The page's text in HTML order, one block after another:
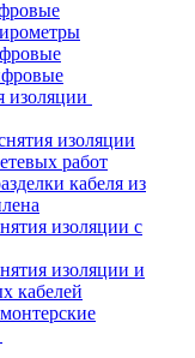
изоляции
изоляции
работ
кабеля из
изоляции с
изоляции и
кабелей